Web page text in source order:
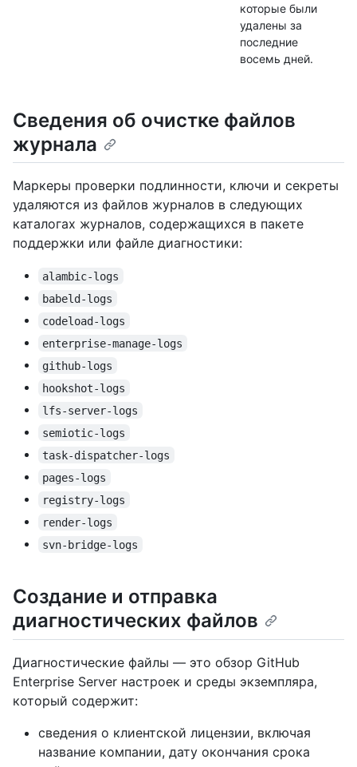
которые были
удалены за
последние
восемь дней.
Сведения об очистке файлов
журнала
Маркеры проверки подлинности, ключи и секреты
удаляются из файлов журналов в следующих
каталогах журналов, содержащихся в пакете
поддержки или файле диагностики:
alambic-logs
babeld-logs
codeload-logs
enterprise-manage-logs
github-logs
hookshot-logs
lfs-server-logs
semiotic-logs
task-dispatcher-logs
pages-logs
registry-logs
render-logs
svn-bridge-logs
Создание и отправка
диагностических файлов
Диагностические файлы — это обзор GitHub
Enterprise Server настроек и среды экземпляра,
который содержит:
сведения о клиентской лицензии, включая
название компании, дату окончания срока